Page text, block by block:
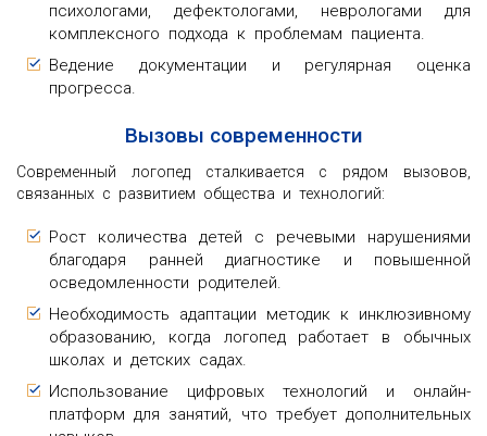
психологами, дефектологами, неврологами для
комплексного подхода к проблемам пациента.
Ведение документации и регулярная оценка
прогресса.
Вызовы современности
Современный логопед сталкивается с рядом вызовов,
связанных с развитием общества и технологий:
Рост количества детей с речевыми нарушениями
благодаря ранней диагностике и повышенной
осведомленности родителей.
Необходимость адаптации методик к инклюзивному
образованию, когда логопед работает в обычных
школах и детских садах.
Использование цифровых технологий и онлайн-
платформ для занятий, что требует дополнительных